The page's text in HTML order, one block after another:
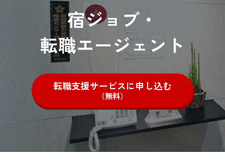
宿ジョブ・
転職エージェント
転職支援サービスに申し込む
（無料）